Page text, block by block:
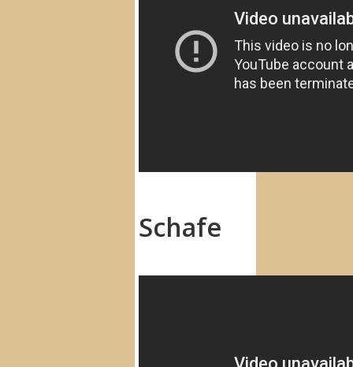
Schafe